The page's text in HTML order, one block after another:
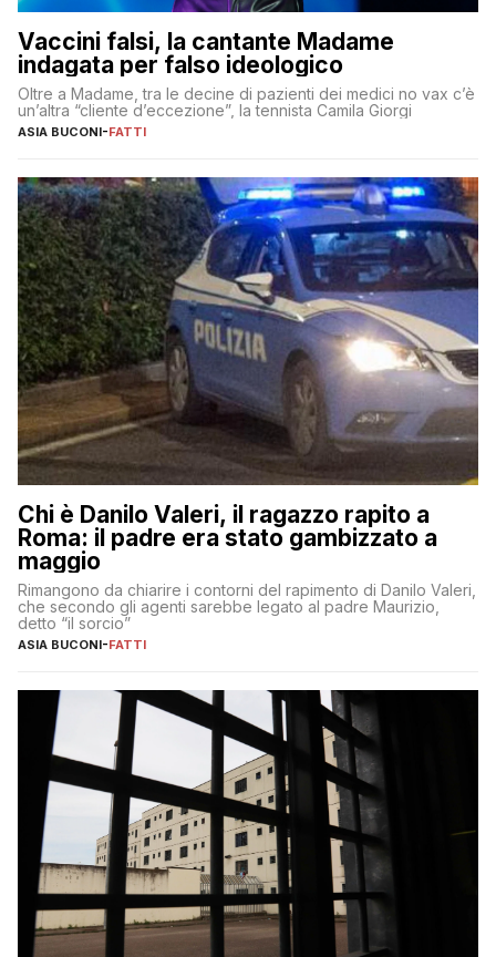
Vaccini falsi, la cantante Madame
indagata per falso ideologico
Oltre a Madame, tra le decine di pazienti dei medici no vax c’è
un’altra “cliente d’eccezione”, la tennista Camila Giorgi
ASIA BUCONI-FATTI
Chi è Danilo Valeri, il ragazzo rapito a
Roma: il padre era stato gambizzato a
maggio
Rimangono da chiarire i contorni del rapimento di Danilo Valeri,
che secondo gli agenti sarebbe legato al padre Maurizio,
detto “il sorcio”
ASIA BUCONI-FATTI